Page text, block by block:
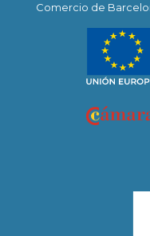
Comercio de